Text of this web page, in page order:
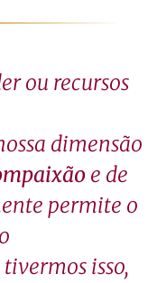
ou recursos
dimensão
e de
permite o
isso,